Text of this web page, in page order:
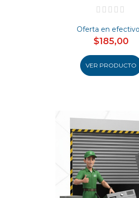
Oferta en efectivo
$185,00
VER PRODUCTO